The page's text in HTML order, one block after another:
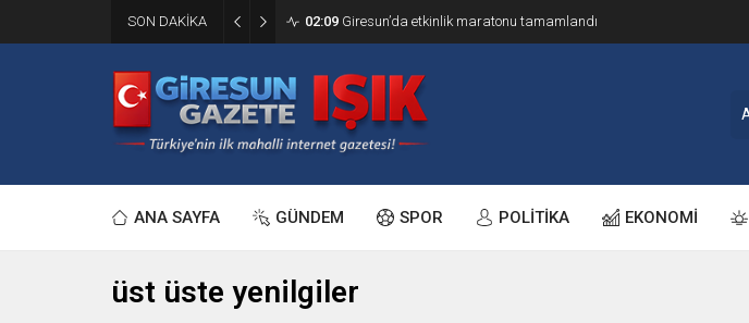
SON DAKİKA 02:09 Giresun’da etkinlik maratonu tamamlandı
ANA SAYFA GÜNDEM SPOR POLİTİKA EKONOMİ
üst üste yenilgiler